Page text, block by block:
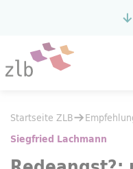
Zum Hauptinhalt
Empfehlungen
Redeangst?: nicht mit mir!
Sie befinden sich hier:
Startseite ZLB
Siegfried Lachmann